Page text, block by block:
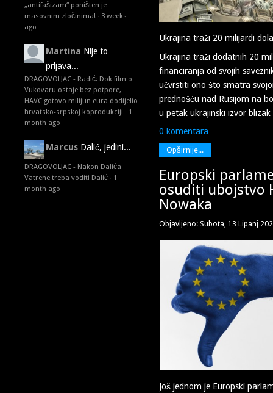
„antifašizam“ poništen je
masovnim zločinima! · 3 weeks
ago
Martina Nije to
prljava...
DRAGOVOLJAC - Radić: Dok film o
Vukovaru ostaje bez potpore,
HAVC gotovo milijun eura dodijelio
hrvatsko-srpskoj koprodukciji · 1
month ago
Marcus Dalić, jedini...
DRAGOVOLJAC - Nakon Dalića
Vatrene treba voditi Dalić · 1
month ago
Ukrajina traži 20 milijardi
Ukrajina traži dodatnih 20
financiranja od svojih
učvrstiti ono što smatra
prednošću nad Rusijom na
u petak ukrajinski izvor
0 komentara
Opširnije...
Europski
osuditi ubojstvo
Nowaka
Objavljeno: Subota, 13 Lipanj
Još jednom je Europski